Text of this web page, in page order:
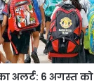
अलर्ट: 6 अगस्त को